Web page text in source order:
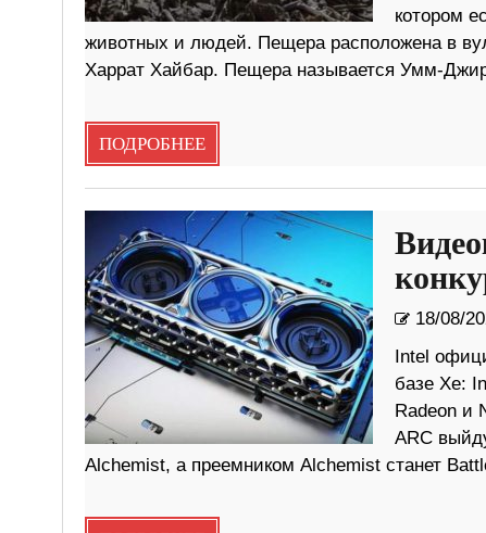
котором
животных и людей. Пещера расположена в
Харрат Хайбар. Пещера называется Умм-
ПОДРОБНЕЕ
18/08/
Intel
базе Xe:
Radeon и
ARC
Alchemist, а преемником Alchemist станет